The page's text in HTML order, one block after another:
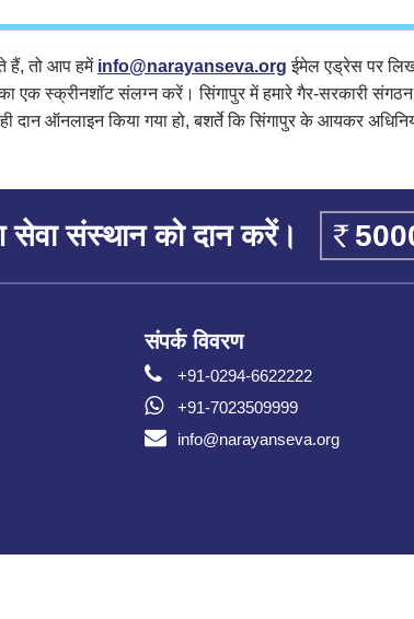
हैं, तो आप हमें info@narayanseva.org ईमेल एड्रेस पर
एक स्क्रीनशॉट संलग्न करें। सिंगापुर में हमारे गैर-सरकारी
दान ऑनलाइन किया गया हो, बशर्ते कि सिंगापुर के आयकर
सेवा संस्थान को दान करें।
संपर्क विवरण
+91-0294-6622222
+91-7023509999
info@narayanseva.org